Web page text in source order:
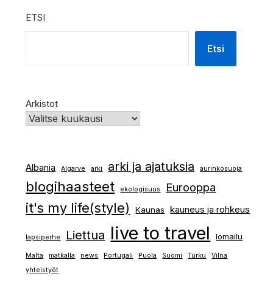
ETSI
Etsi
Arkistot
Albania Algarve arki arki ja ajatuksia aurinkosuoja
blogihaasteet ekologisuus Eurooppa
it's my life(style) Kaunas kauneus ja rohkeus
lapsiperhe Liettua live to travel lomailu
Malta matkalla news Portugali Puola Suomi Turku
Vilna
yhteistyöt